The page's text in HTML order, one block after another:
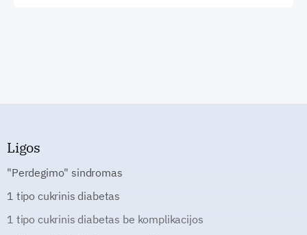
Ligos
"Perdegimo" sindromas
1 tipo cukrinis diabetas
1 tipo cukrinis diabetas be komplikacijos